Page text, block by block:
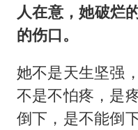
人在意，她破烂
的伤口。
她不是天生坚强
不是不怕疼，是
倒下，是不能倒